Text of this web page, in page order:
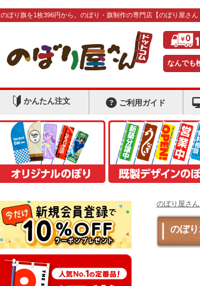
のぼり旗を1枚396円から。のぼり・旗制作の専門店 【のぼり屋さん
なんでも
かんたん注文 ご利用ガイド
のぼり屋さ
のぼ